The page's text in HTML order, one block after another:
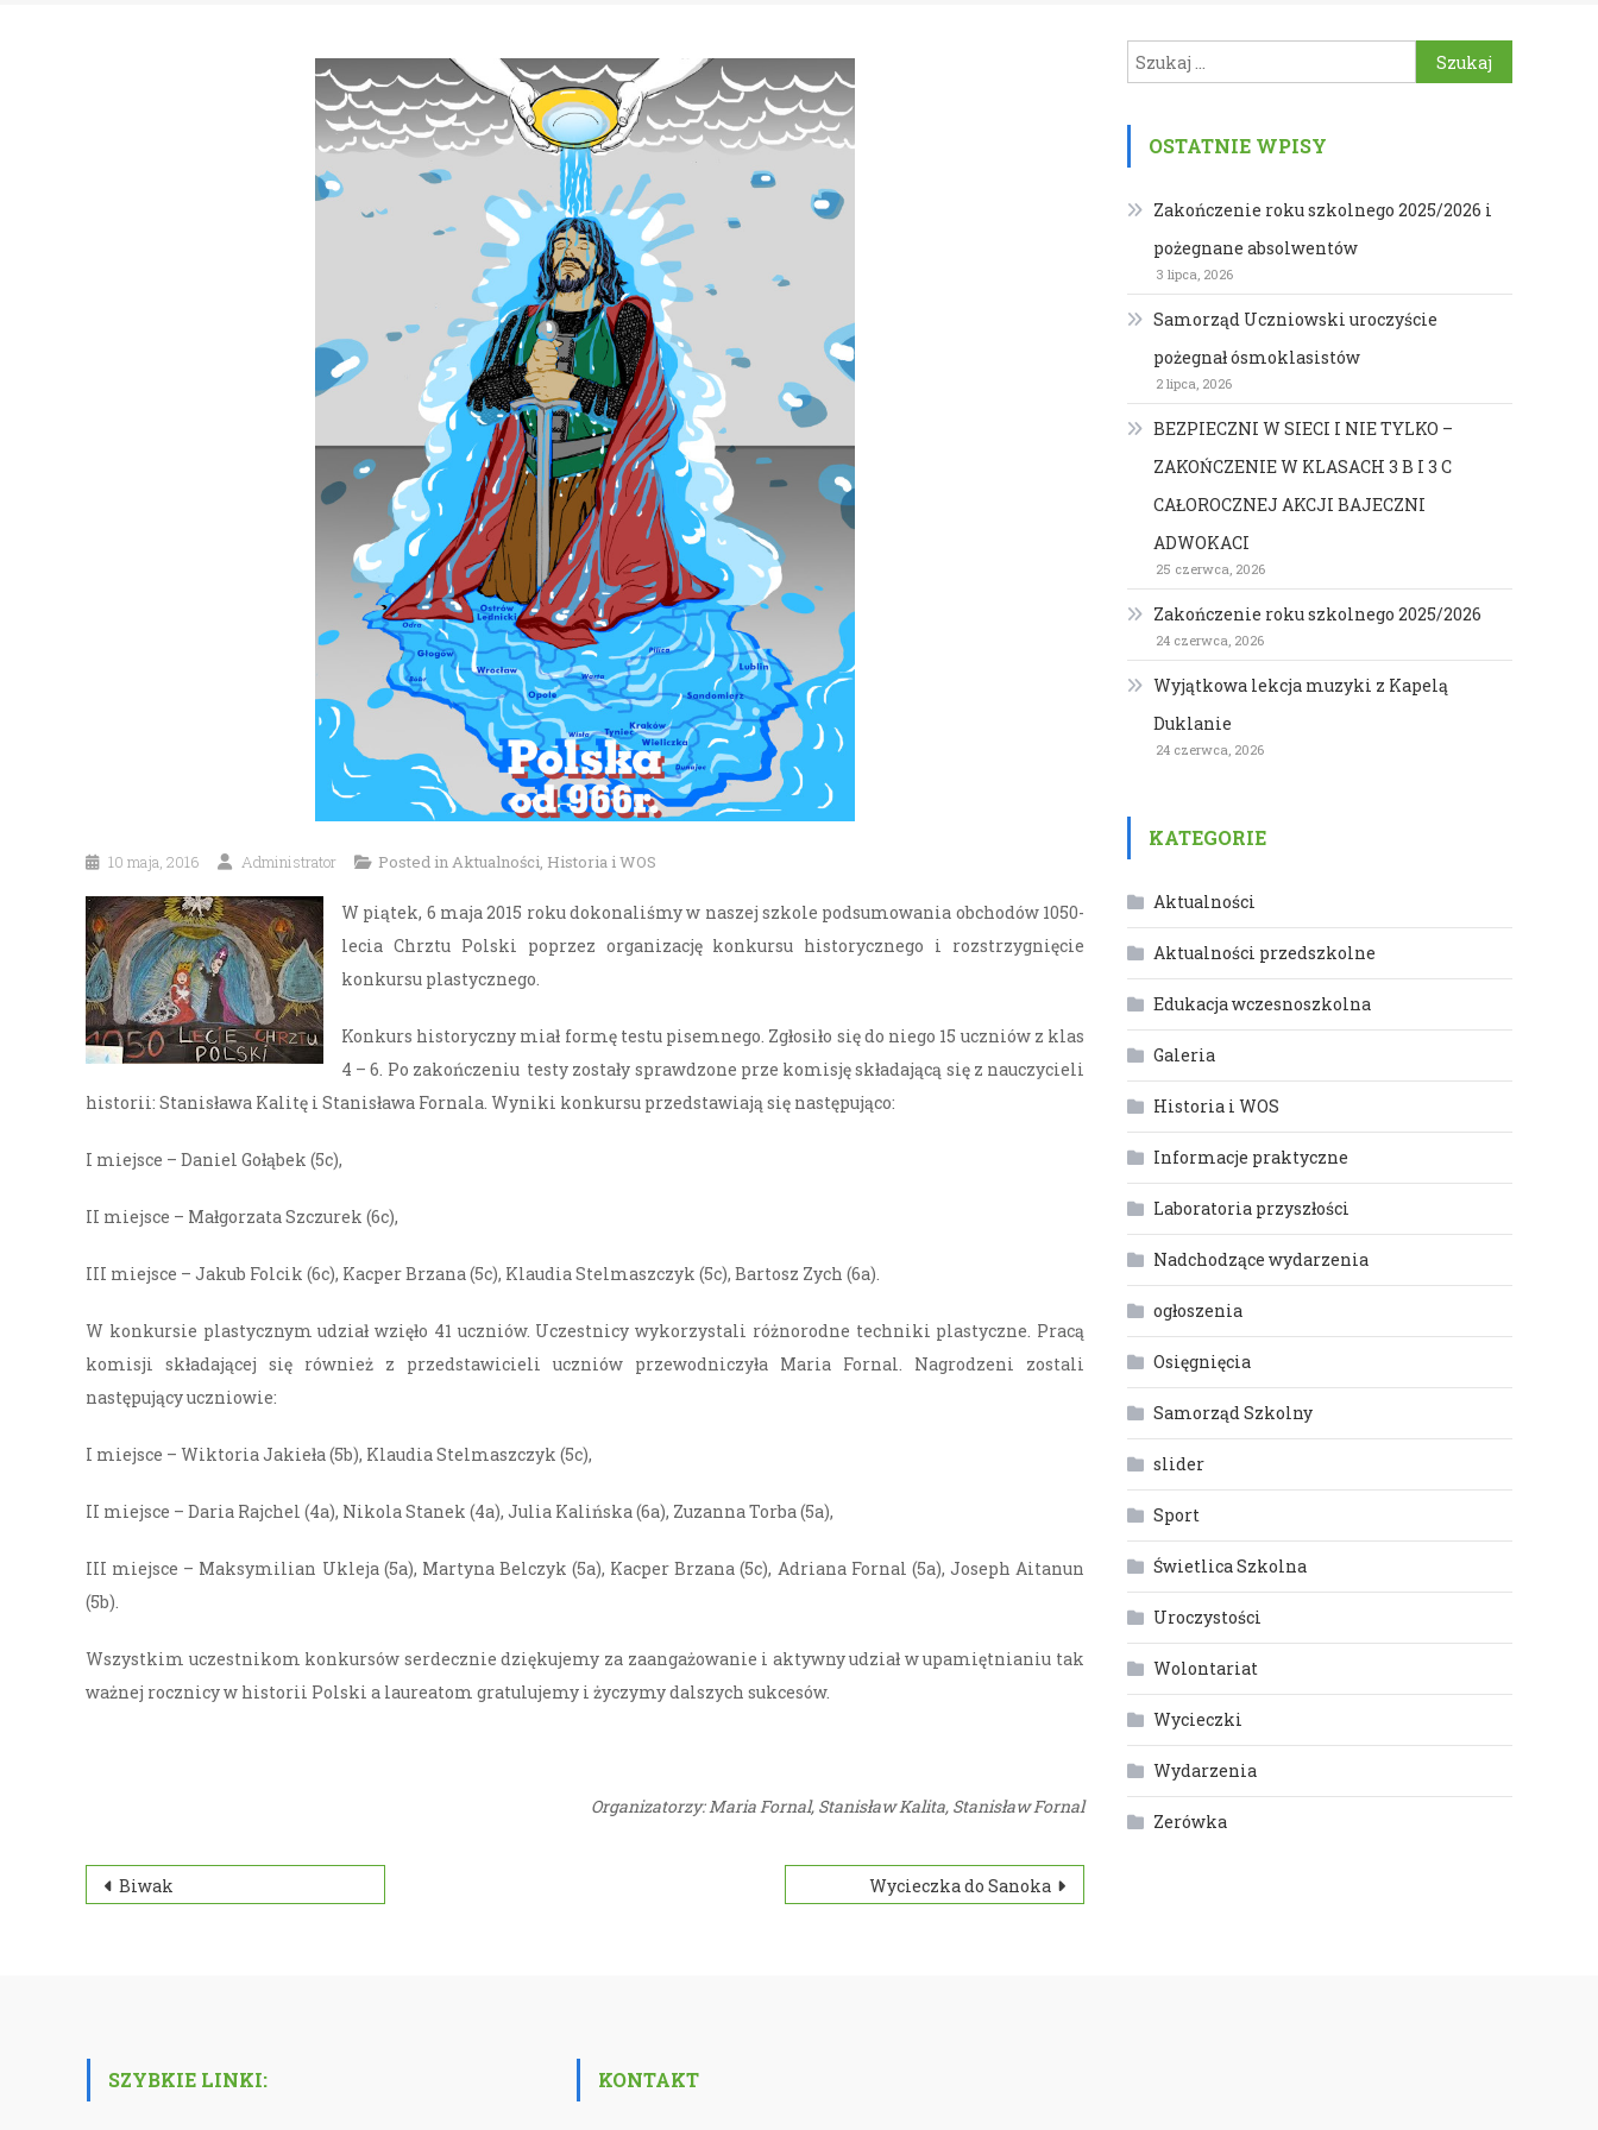
10 maja, 2016 Administrator Posted inAktualności, Historia i WOS
W piątek, 6 maja 2015 roku dokonaliśmy w naszej szkole podsumowania obchodów 1050-
lecia Chrztu Polski poprzez organizację konkursu historycznego i rozstrzygnięcie
konkursu plastycznego.
Konkurs historyczny miał formę testu pisemnego. Zgłosiło się do niego 15 uczniów z klas
4 – 6. Po zakończeniu testy zostały sprawdzone prze komisję składającą się z nauczycieli
historii: Stanisława Kalitę i Stanisława Fornala. Wyniki konkursu przedstawiają się następująco:
I miejsce – Daniel Gołąbek (5c),
II miejsce – Małgorzata Szczurek (6c),
III miejsce – Jakub Folcik (6c), Kacper Brzana (5c), Klaudia Stelmaszczyk (5c), Bartosz Zych (6a).
W konkursie plastycznym udział wzięło 41 uczniów. Uczestnicy wykorzystali różnorodne techniki plastyczne. Pracą
komisji składającej się również z przedstawicieli uczniów przewodniczyła Maria Fornal. Nagrodzeni zostali
następujący uczniowie:
I miejsce – Wiktoria Jakieła (5b), Klaudia Stelmaszczyk (5c),
II miejsce – Daria Rajchel (4a), Nikola Stanek (4a), Julia Kalińska (6a), Zuzanna Torba (5a),
III miejsce – Maksymilian Ukleja (5a), Martyna Belczyk (5a), Kacper Brzana (5c), Adriana Fornal (5a), Joseph Aitanun
(5b).
Wszystkim uczestnikom konkursów serdecznie dziękujemy za zaangażowanie i aktywny udział w upamiętnianiu tak
ważnej rocznicy w historii Polski a laureatom gratulujemy i życzymy dalszych sukcesów.
Organizatorzy: Maria Fornal, Stanisław Kalita, Stanisław Fornal
Nawigacja
Biwak Wycieczka do Sanoka
Szukaj:
OSTATNIE WPISY
Zakończenie roku szkolnego 2025/2026 i
pożegnane absolwentów
3 lipca, 2026
Samorząd Uczniowski uroczyście
pożegnał ósmoklasistów
2 lipca, 2026
BEZPIECZNI W SIECI I NIE TYLKO –
ZAKOŃCZENIE W KLASACH 3 B I 3 C
CAŁOROCZNEJ AKCJI BAJECZNI
ADWOKACI
25 czerwca, 2026
Zakończenie roku szkolnego 2025/2026
24 czerwca, 2026
Wyjątkowa lekcja muzyki z Kapelą
Duklanie
24 czerwca, 2026
KATEGORIE
Aktualności
Aktualności przedszkolne
Edukacja wczesnoszkolna
Galeria
Historia i WOS
Informacje praktyczne
Laboratoria przyszłości
Nadchodzące wydarzenia
ogłoszenia
Osięgnięcia
Samorząd Szkolny
slider
Sport
Świetlica Szkolna
Uroczystości
Wolontariat
Wycieczki
Wydarzenia
Zerówka
SZYBKIE LINKI: KONTAKT